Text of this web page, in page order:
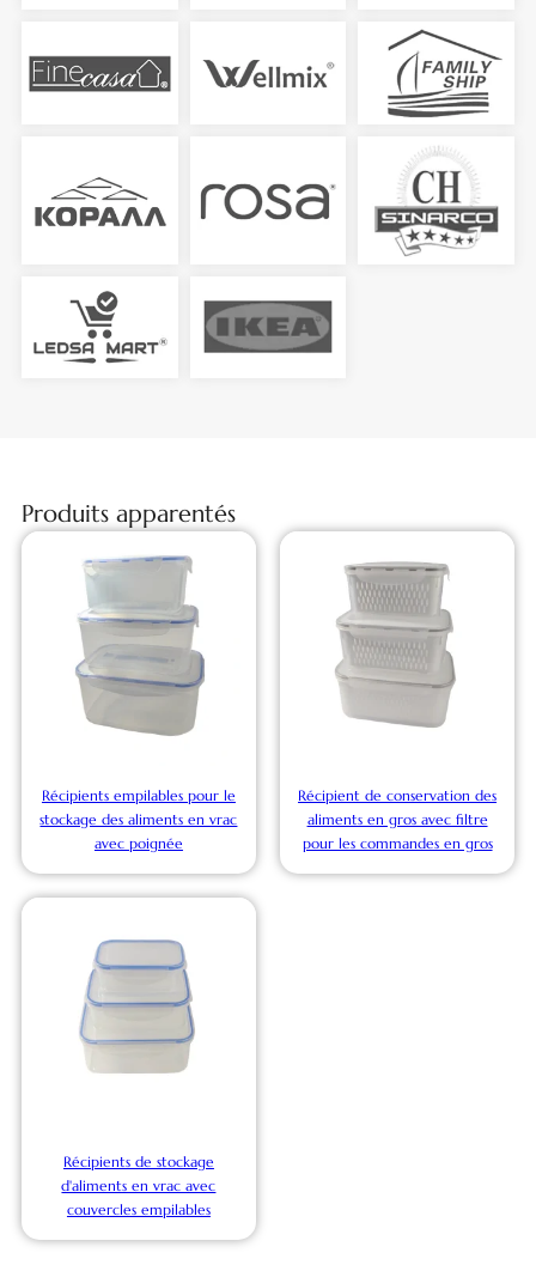
Produits apparentés
Récipients empilables pour le
stockage des aliments en vrac
avec poignée
Récipient de conservation des
aliments en gros avec filtre
pour les commandes en gros
Récipients de stockage
d'aliments en vrac avec
couvercles empilables